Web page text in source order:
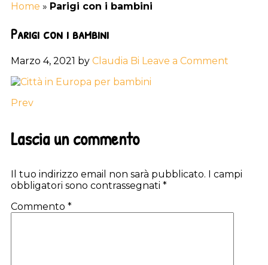
Home » Parigi con i bambini
Parigi con i bambini
Marzo 4, 2021 by Claudia Bi Leave a Comment
Prev
Interactions
Lascia un commento
Il tuo indirizzo email non sarà pubblicato. I campi
obbligatori sono contrassegnati *
Commento *